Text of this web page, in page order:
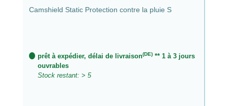
Camshield Static Protection contre la pluie S
prêt à expédier, délai de livraison(DE)** 1 à 3 jours
ouvrables
Stock restant: > 5